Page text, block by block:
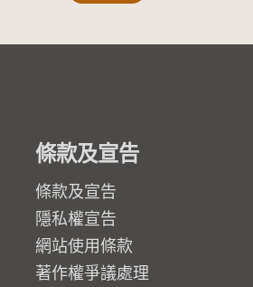
條款及宣告
條款及宣告
隱私權宣告
網站使用條款
著作權爭議處理